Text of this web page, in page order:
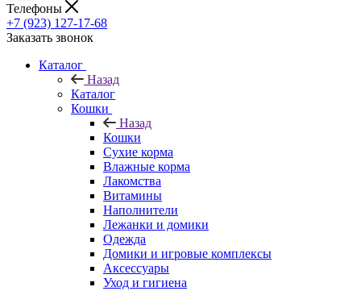
Телефоны
+7 (923) 127-17-68
Заказать звонок
Каталог
Назад
Каталог
Кошки
Назад
Кошки
Сухие корма
Влажные корма
Лакомства
Витамины
Наполнители
Лежанки и домики
Одежда
Домики и игровые комплексы
Аксессуары
Уход и гигиена